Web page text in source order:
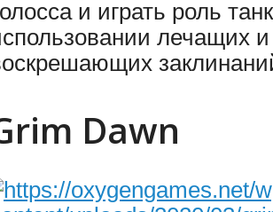
и играть роль
лечащих и
Dawn